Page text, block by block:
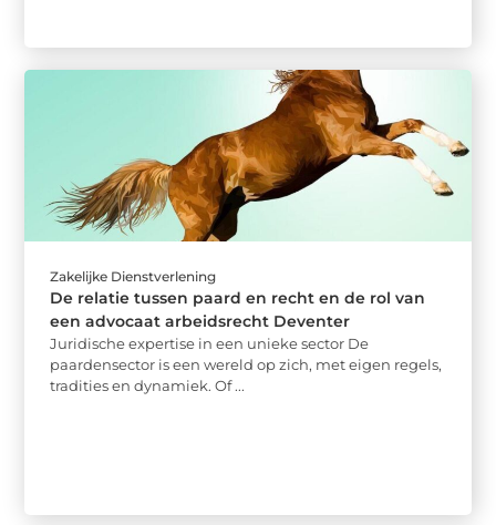
Zakelijke Dienstverlening
De relatie tussen paard en recht en de rol van
een advocaat arbeidsrecht Deventer
Juridische expertise in een unieke sector De
paardensector is een wereld op zich, met eigen regels,
tradities en dynamiek. Of ...